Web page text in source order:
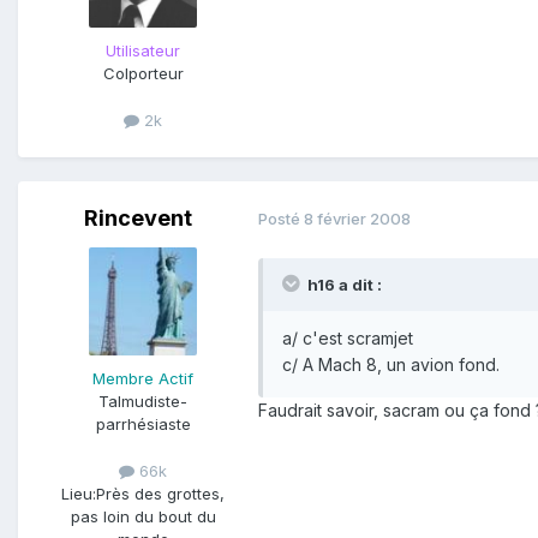
Utilisateur
Colporteur
2k
Rincevent
Membre Actif
Talmudiste-
parrhésiaste
66k
Lieu:Près des grottes,
pas loin du bout du
Posté 8 février 2008
h16 a dit :
a/ c'est scramjet
c/ A Mach 8, un avion fond.
Faudrait savoir, sacram ou ça fond